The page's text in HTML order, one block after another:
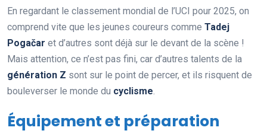
En regardant le classement mondial de l’UCI pour 2025, on
comprend vite que les jeunes coureurs comme Tadej
Pogačar et d’autres sont déjà sur le devant de la scène !
Mais attention, ce n’est pas fini, car d’autres talents de la
génération Z sont sur le point de percer, et ils risquent de
bouleverser le monde du cyclisme.
Équipement et préparation